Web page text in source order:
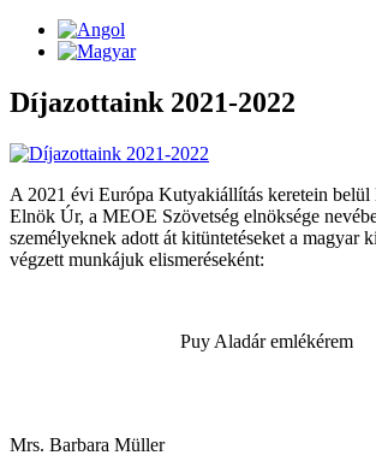
Díjazottaink 2021-2022
A 2021 évi Európa Kutyakiállítás keretein belül
Elnök Úr, a MEOE Szövetség elnöksége
személyeknek adott át kitüntetéseket a magyar
végzett munkájuk elismeréseként:
Puy Aladár emlékérem
Mrs. Barbara Müller